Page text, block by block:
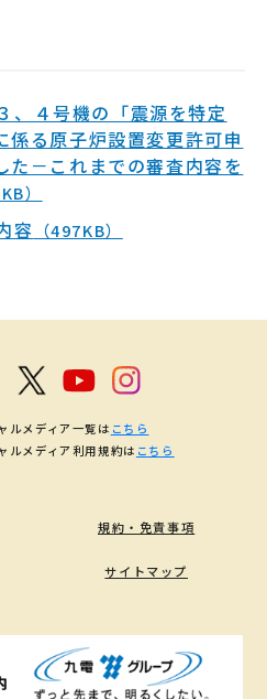
、４号機の「震源を特定
係る原子炉設置変更許可申
た－これまでの審査内容を
）
容 （497KB）
規約・免責事項
サイトマップ
ルメディア一覧は こちら
ルメディア利用規約は こちら